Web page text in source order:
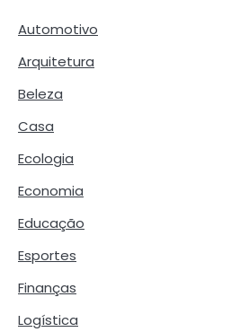
Automotivo
Arquitetura
Beleza
Casa
Ecologia
Economia
Educação
Esportes
Finanças
Logística